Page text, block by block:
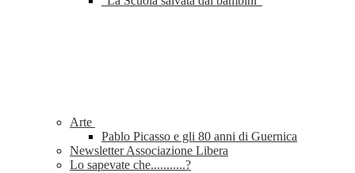
Arte
Pablo Picasso e gli 80 anni di Guernica
Newsletter Associazione Libera
Lo sapevate che...........?